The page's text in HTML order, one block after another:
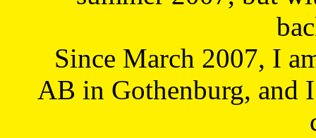
Since March 2007, I
AB in Gothenburg, and